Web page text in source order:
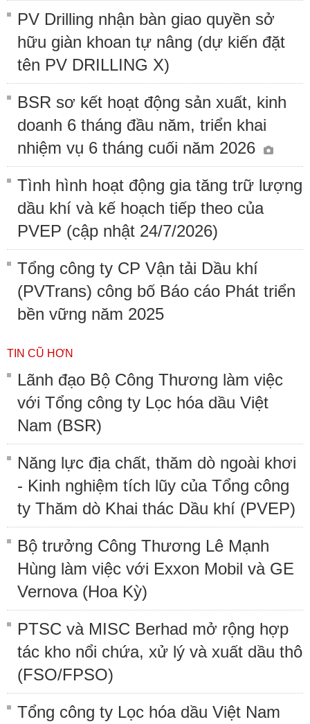
PV Drilling nhận bàn giao quyền sở
hữu giàn khoan tự nâng (dự kiến đặt
tên PV DRILLING X)
BSR sơ kết hoạt động sản xuất, kinh
doanh 6 tháng đầu năm, triển khai
nhiệm vụ 6 tháng cuối năm 2026
Tình hình hoạt động gia tăng trữ lượng
dầu khí và kế hoạch tiếp theo của
PVEP (cập nhật 24/7/2026)
Tổng công ty CP Vận tải Dầu khí
(PVTrans) công bố Báo cáo Phát triển
bền vững năm 2025
TIN CŨ HƠN
Lãnh đạo Bộ Công Thương làm việc
với Tổng công ty Lọc hóa dầu Việt
Nam (BSR)
Năng lực địa chất, thăm dò ngoài khơi
- Kinh nghiệm tích lũy của Tổng công
ty Thăm dò Khai thác Dầu khí (PVEP)
Bộ trưởng Công Thương Lê Mạnh
Hùng làm việc với Exxon Mobil và GE
Vernova (Hoa Kỳ)
PTSC và MISC Berhad mở rộng hợp
tác kho nổi chứa, xử lý và xuất dầu thô
(FSO/FPSO)
Tổng công ty Lọc hóa dầu Việt Nam